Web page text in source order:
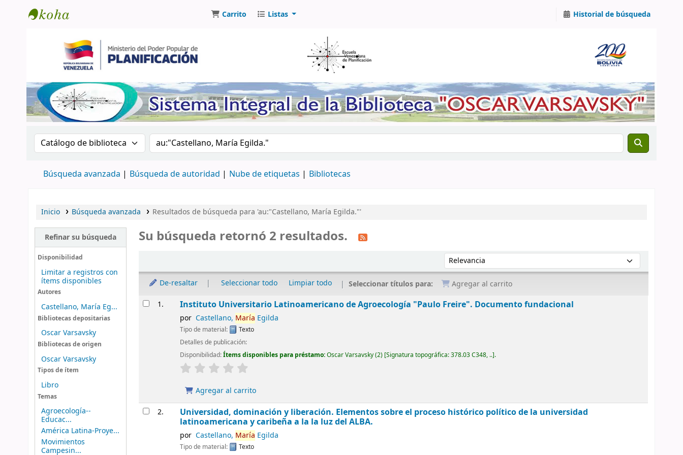
Carrito Listas Historial de búsqueda
Buscar en el catálogo por:Buscar en el catálogo por palabra clave
Búsqueda avanzada Búsqueda de autoridad Nube de etiquetas Bibliotecas
Inicio Búsqueda avanzada Resultados de búsqueda para 'au:"Castellano, María Egilda."'
Refinar su búsqueda
Disponibilidad
Limitar a registros con
ítems disponibles
Autores
Castellano, María Eg...
Bibliotecas depositarias
Oscar Varsavsky
Bibliotecas de origen
Oscar Varsavsky
Tipos de ítem
Libro
Temas
Agroecología--
Educac...
América Latina-Proye...
Movimientos
Campesin...
Su búsqueda retornó 2 resultados.
Ordenar por:
De-resaltar Seleccionar todo Limpiar todo Seleccionar títulos para: Agregar al carrito
Resultados
1. Instituto Universitario Latinoamericano de Agroecología "Paulo Freire". Documento fundacional
por Castellano, María Egilda
Tipo de material:
Texto
Detalles de publicación:
Disponibilidad:Ítems disponibles para préstamo:Oscar Varsavsky(2) Signatura topográfica:378.03 C348, .. .
Agregar al carrito
2.
Universidad, dominación y liberación. Elementos sobre el proceso histórico político de la universidad
latinoamericana y caribeña a la la luz del ALBA.
por Castellano, María Egilda
Tipo de material:
Texto